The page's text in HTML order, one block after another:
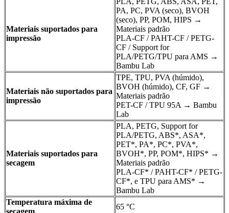
Materiais suportados para
impressão
PA, PC, PVA (seco), BVOH
(seco), PP, POM, HIPS →
Materiais padrão
PLA-CF / PAHT-CF / PETG-
CF / Support for
PLA/PETG/TPU para AMS →
Bambu Lab
Materiais não suportados para
impressão
TPE, TPU, PVA (húmido),
BVOH (húmido), CF, GF →
Materiais padrão
PET-CF / TPU 95A → Bambu
Lab
Materiais suportados para
secagem
PLA, PETG, Support for
PLA/PETG, ABS*, ASA*,
PET*, PA*, PC*, PVA*,
BVOH*, PP, POM*, HIPS* →
Materiais padrão
PLA-CF* / PAHT-CF* / PETG-
CF*, e TPU para AMS* →
Bambu Lab
Temperatura máxima de
secagem
65 °C